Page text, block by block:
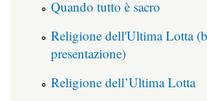
Quando tutto è sacro
Religione dell'Ultima Lotta
presentazione)
Religione dell’Ultima Lotta